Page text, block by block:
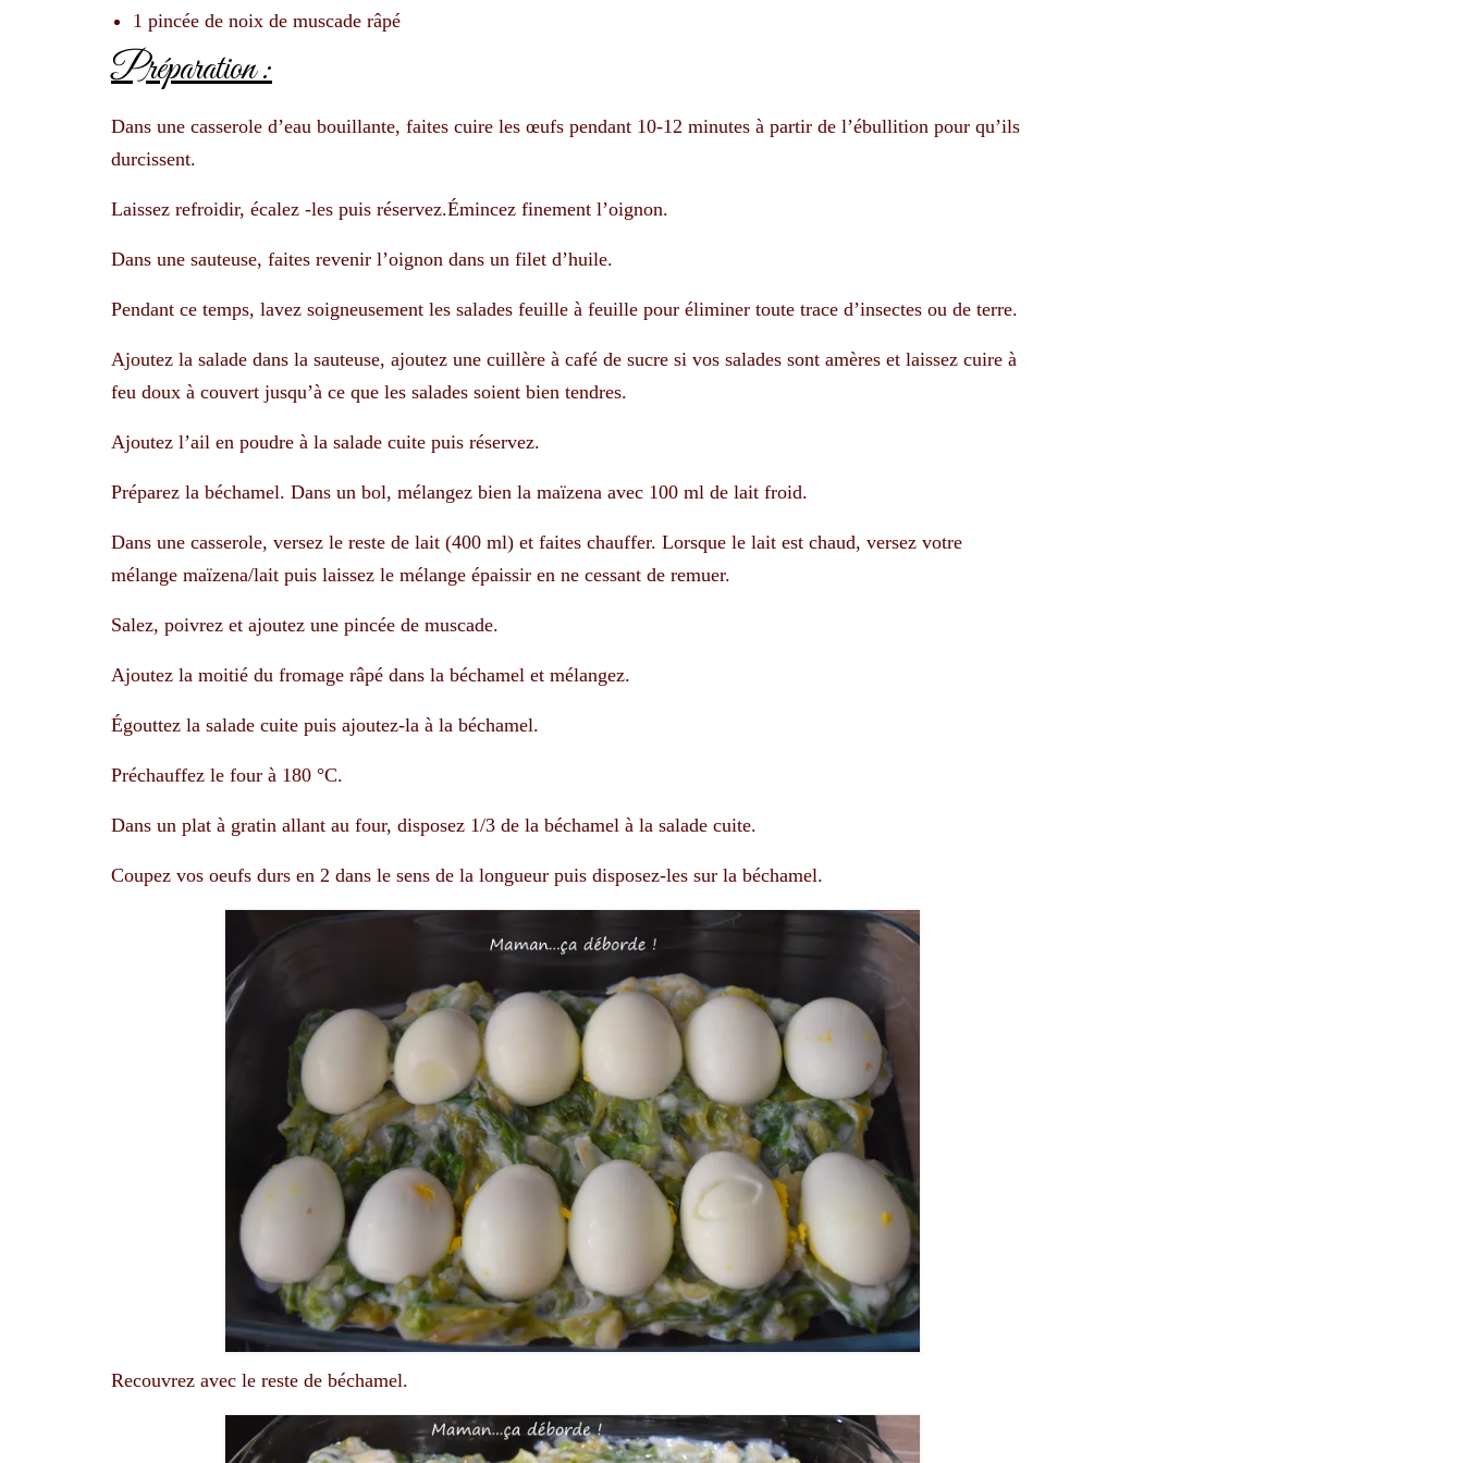
1 pincée de noix de muscade râpé
Préparation :
Dans une casserole d’eau bouillante, faites cuire les œufs pendant 10-12 minutes à partir de l’ébullition pour qu’ils
durcissent.
Laissez refroidir, écalez -les puis réservez.Émincez finement l’oignon.
Dans une sauteuse, faites revenir l’oignon dans un filet d’huile.
Pendant ce temps, lavez soigneusement les salades feuille à feuille pour éliminer toute trace d’insectes ou de terre.
Ajoutez la salade dans la sauteuse, ajoutez une cuillère à café de sucre si vos salades sont amères et laissez cuire à
feu doux à couvert jusqu’à ce que les salades soient bien tendres.
Ajoutez l’ail en poudre à la salade cuite puis réservez.
Préparez la béchamel. Dans un bol, mélangez bien la maïzena avec 100 ml de lait froid.
Dans une casserole, versez le reste de lait (400 ml) et faites chauffer. Lorsque le lait est chaud, versez votre
mélange maïzena/lait puis laissez le mélange épaissir en ne cessant de remuer.
Salez, poivrez et ajoutez une pincée de muscade.
Ajoutez la moitié du fromage râpé dans la béchamel et mélangez.
Égouttez la salade cuite puis ajoutez-la à la béchamel.
Préchauffez le four à 180 °C.
Dans un plat à gratin allant au four, disposez 1/3 de la béchamel à la salade cuite.
Coupez vos oeufs durs en 2 dans le sens de la longueur puis disposez-les sur la béchamel.
Recouvrez avec le reste de béchamel.